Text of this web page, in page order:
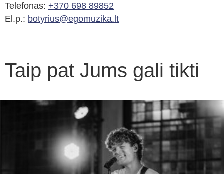
Telefonas: +370 698 89852
El.p.: botyrius@egomuzika.lt
Taip pat Jums gali tikti